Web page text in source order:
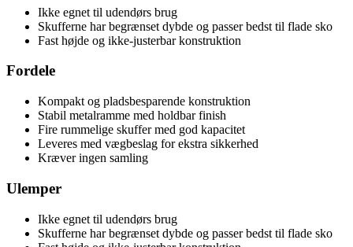
Ikke egnet til udendørs brug
Skufferne har begrænset dybde og passer bedst til flade sko
Fast højde og ikke-justerbar konstruktion
Fordele
Kompakt og pladsbesparende konstruktion
Stabil metalramme med holdbar finish
Fire rummelige skuffer med god kapacitet
Leveres med vægbeslag for ekstra sikkerhed
Kræver ingen samling
Ulemper
Ikke egnet til udendørs brug
Skufferne har begrænset dybde og passer bedst til flade sko